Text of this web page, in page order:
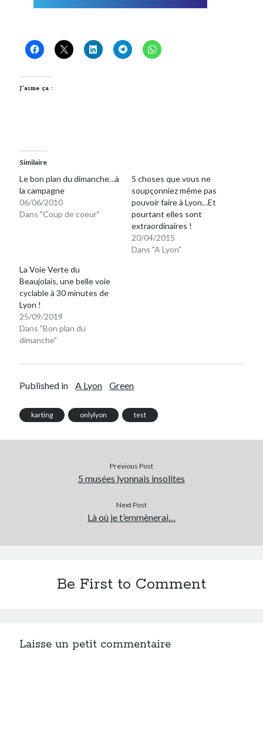
J’aime ça :
Similaire
Le bon plan du dimanche…à
la campagne
06/06/2010
Dans "Coup de coeur"
5 choses que vous ne
soupçonniez même pas
pouvoir faire à Lyon…Et
pourtant elles sont
extraordinaires !
20/04/2015
Dans "A Lyon"
La Voie Verte du
Beaujolais, une belle voie
cyclable à 30 minutes de
Lyon !
25/09/2019
Dans "Bon plan du
dimanche"
Published in A Lyon Green
karting onlylyon test
Previous Post
5 musées lyonnais insolites
Next Post
Là où je t’emmènerai…
Be First to Comment
Laisse un petit commentaire